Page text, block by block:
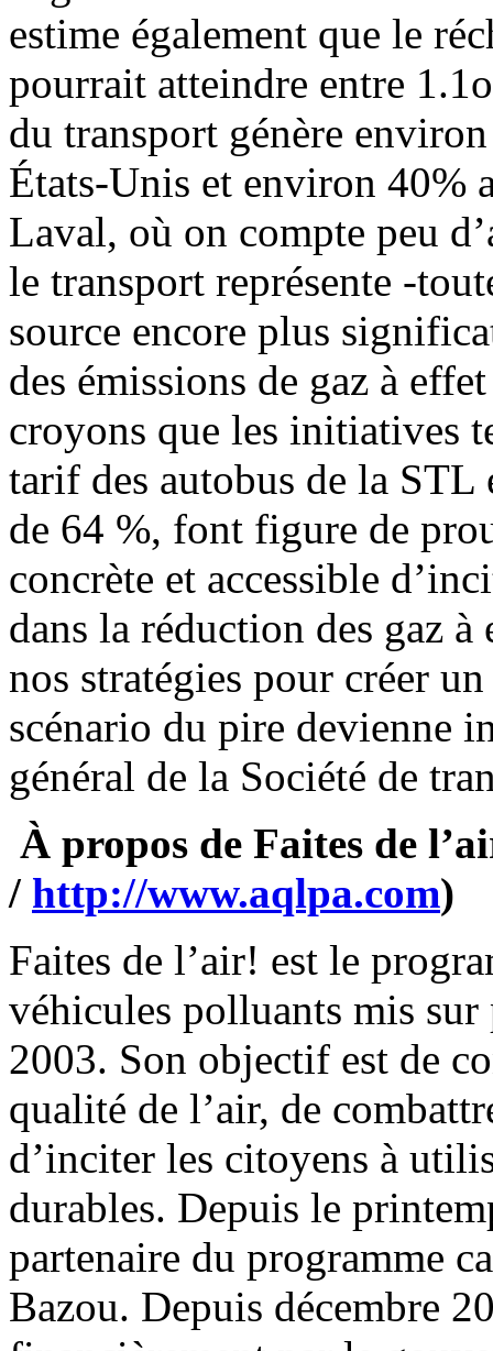
estime également que le
pourrait atteindre entre
du transport génère
États-Unis et environ 40%
Laval, où on compte peu
le transport représente -
source encore plus
des émissions de gaz à
croyons que les initiatives
tarif des autobus de la STL
de 64 %, font figure de
concrète et accessible
dans la réduction des gaz
nos stratégies pour créer
scénario du pire devienne
général de la Société de
À propos de Faites de
/ http://www.aqlpa.com)
Faites de l’air! est le
véhicules polluants mis
2003. Son objectif est de
qualité de l’air, de
d’inciter les citoyens à
durables. Depuis le
partenaire du programme
Bazou. Depuis décembre